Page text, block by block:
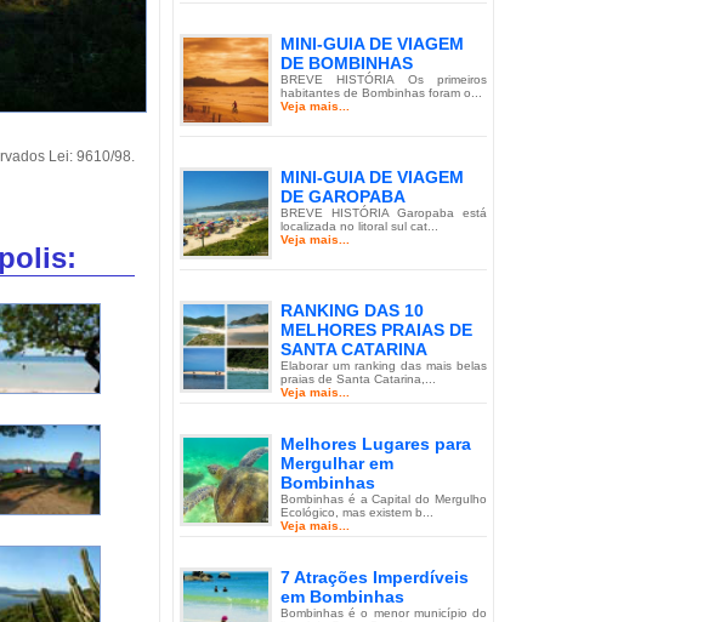
Lei: 9610/98.
MINI-GUIA DE VIAGEM
DE BOMBINHAS
BREVE HISTÓRIA Os primeiros
habitantes de Bombinhas foram o...
Veja mais...
MINI-GUIA DE VIAGEM
DE GAROPABA
BREVE HISTÓRIA Garopaba está
localizada no litoral sul cat...
Veja mais...
RANKING DAS 10
MELHORES PRAIAS DE
SANTA CATARINA
Elaborar um ranking das mais belas
praias de Santa Catarina,...
Veja mais...
Melhores Lugares para
Mergulhar em
Bombinhas
Bombinhas é a Capital do Mergulho
Ecológico, mas existem b...
Veja mais...
7 Atrações Imperdíveis
em Bombinhas
Bombinhas é o menor município do